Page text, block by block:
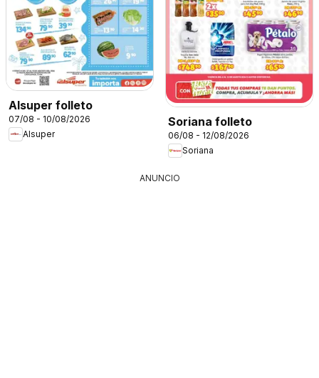
Alsuper folleto
07/08 - 10/08/2026
Alsuper
Soriana folleto
06/08 - 12/08/2026
Soriana
ANUNCIO